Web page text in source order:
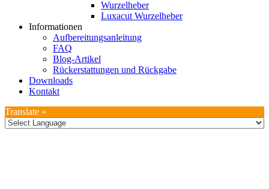
Wurzelheber
Luxacut Wurzelheber
Informationen
Aufbereitungsanleitung
FAQ
Blog-Artikel
Rückerstattungen und Rückgabe
Downloads
Kontakt
Translate »